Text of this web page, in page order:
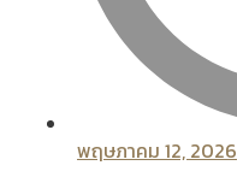
พฤษภาคม 12, 2026